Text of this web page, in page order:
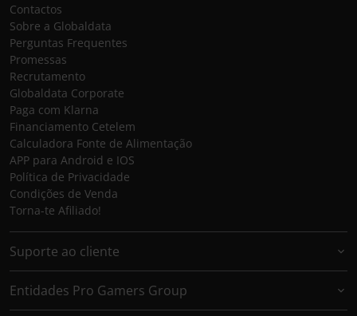
Contactos
Sobre a Globaldata
Perguntas Frequentes
Promessas
Recrutamento
Globaldata Corporate
Paga com Klarna
Financiamento Cetelem
Calculadora Fonte de Alimentação
APP para Android e IOS
Política de Privacidade
Condições de Venda
Torna-te Afiliado!
Suporte ao cliente
Entidades Pro Gamers Group